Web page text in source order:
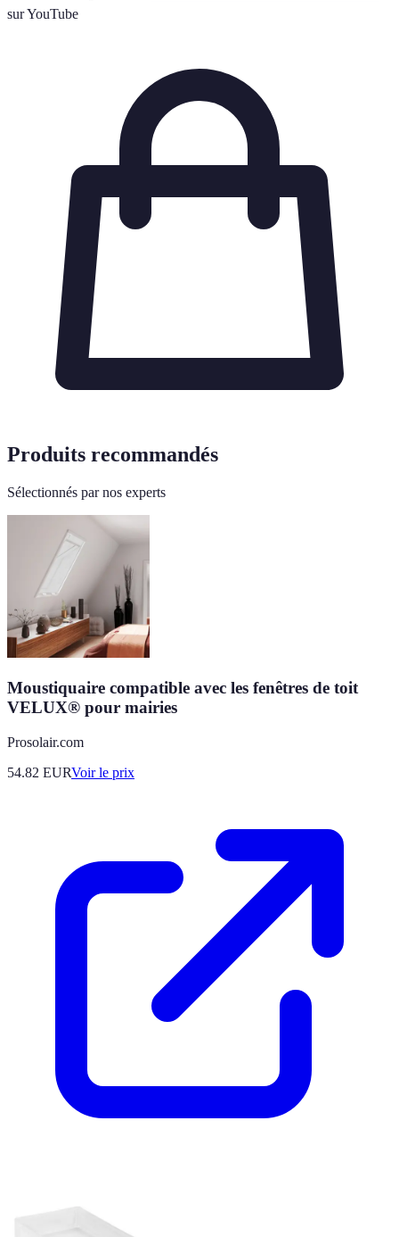
sur YouTube
Produits recommandés
Sélectionnés par nos experts
Moustiquaire compatible avec les fenêtres de toit
VELUX® pour mairies
Prosolair.com
54.82 EURVoir le prix